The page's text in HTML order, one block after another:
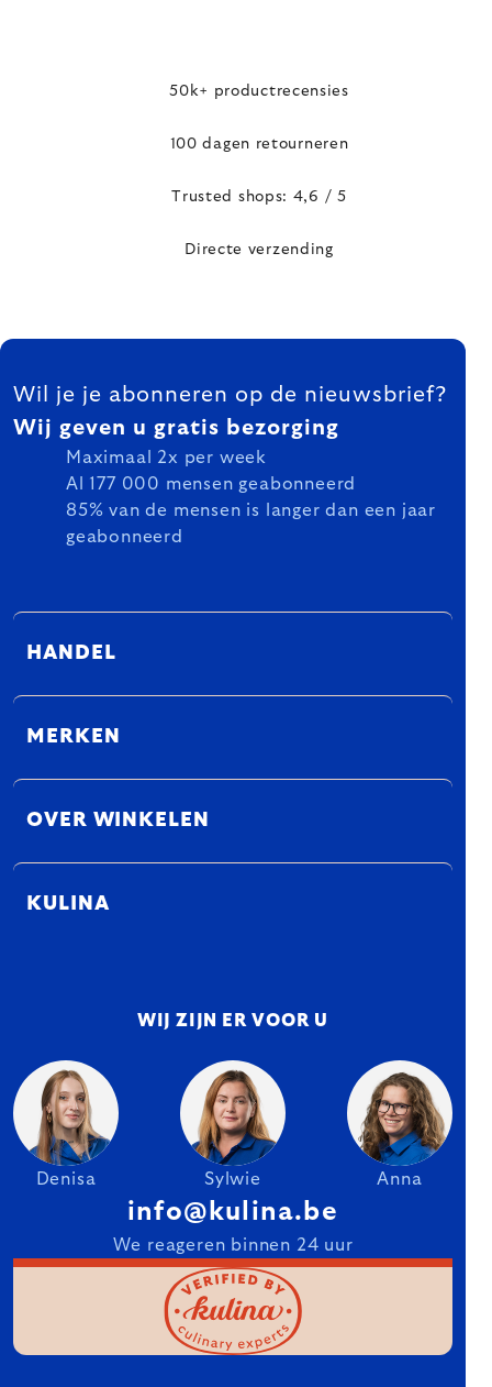
50k+ productrecensies
100 dagen retourneren
Trusted shops: 4,6 / 5
Directe verzending
FOOTER
Wil je je abonneren op de nieuwsbrief?
Wij geven u gratis bezorging
Maximaal 2x per week
Al 177 000 mensen geabonneerd
85% van de mensen is langer dan een jaar
geabonneerd
HANDEL
MERKEN
OVER WINKELEN
KULINA
WIJ ZIJN ER VOOR U
Denisa Sylwie Anna
info@kulina.be
We reageren binnen 24 uur